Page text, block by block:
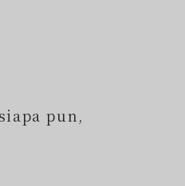
pun,